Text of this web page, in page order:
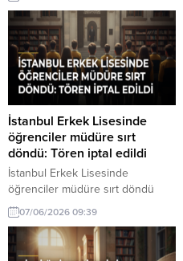
gelişmeler. Brüksel'de eğitimde
tasarruf önlemlerine karşı yeni bir
protesto gerçekleştirilmiştir.
Eğitimciler ve öğrenciler,
kesintilere karşı seslerini
yükseltmiştir.
İstanbul Erkek Lisesinde
öğrenciler müdüre sırt
döndü: Tören iptal edildi
İstanbul Erkek Lisesinde
öğrenciler müdüre sırt döndü
hakkında son gelişmeler. İstanbul
Erkek Lisesi'nde öğrencilerin
müdüre sırt dönmesi sonucu bir
tören iptal oldu. Olayın detayları
07/06/2026 09:39